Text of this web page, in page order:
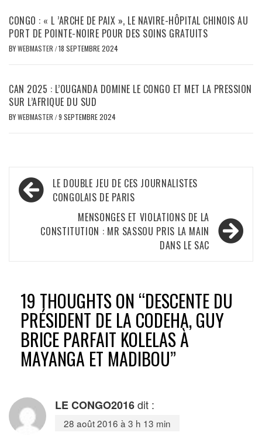
CONGO : « L ’ARCHE DE PAIX », LE NAVIRE-HÔPITAL CHINOIS AU
PORT DE POINTE-NOIRE POUR DES SOINS GRATUITS
BYWEBMASTER /18 SEPTEMBRE 2024
CAN 2025 : L’OUGANDA DOMINE LE CONGO ET MET LA PRESSION
SUR L’AFRIQUE DU SUD
BYWEBMASTER /9 SEPTEMBRE 2024
Navigation
de
l’article
LE DOUBLE JEU DE CES JOURNALISTES
CONGOLAIS DE PARIS
MENSONGES ET VIOLATIONS DE LA
CONSTITUTION : MR SASSOU PRIS LA MAIN
DANS LE SAC
19 THOUGHTS ON “DESCENTE DU
PRÉSIDENT DE LA CODEHA, GUY
BRICE PARFAIT KOLELAS À
MAYANGA ET MADIBOU”
LE CONGO2016dit :
28 août 2016 à 3 h 13 min